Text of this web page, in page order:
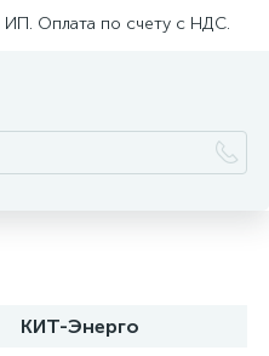
Оплата по счету с НДС.
КИТ-Энерго